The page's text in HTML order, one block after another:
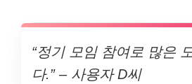
“정기 모임 참여로 많은
다.” – 사용자 D씨